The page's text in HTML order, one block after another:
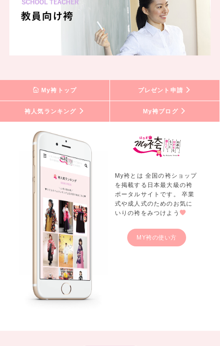
My袴トップ プレゼント申請
袴人気ランキング My袴ブログ
My袴とは 全国の袴ショップ
を掲載する日本最大級の袴
ポータルサイトです。 卒業
式や成人式のためのお気に
いりの袴をみつけよう
MY袴の使い方